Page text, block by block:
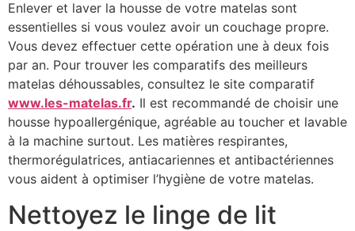
Enlever et laver la housse de votre matelas sont
essentielles si vous voulez avoir un couchage propre.
Vous devez effectuer cette opération une à deux fois
par an. Pour trouver les comparatifs des meilleurs
matelas déhoussables, consultez le site comparatif
www.les-matelas.fr. Il est recommandé de choisir une
housse hypoallergénique, agréable au toucher et lavable
à la machine surtout. Les matières respirantes,
thermorégulatrices, antiacariennes et antibactériennes
vous aident à optimiser l’hygiène de votre matelas.
Nettoyez le linge de lit